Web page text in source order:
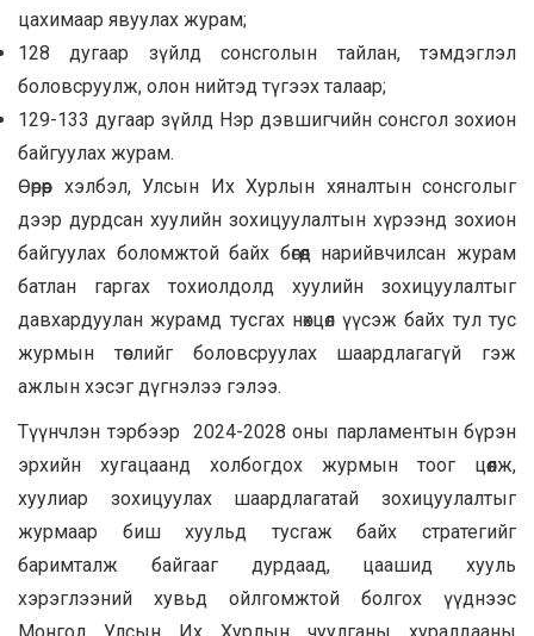
цахимаар явуулах журам;
128 дугаар зүйлд сонсголын тайлан, тэмдэглэл
боловсруулж, олон нийтэд түгээх талаар;
129-133 дугаар зүйлд Нэр дэвшигчийн сонсгол зохион
байгуулах журам.
Өөрөөр хэлбэл, Улсын Их Хурлын хяналтын сонсголыг
дээр дурдсан хуулийн зохицуулалтын хүрээнд зохион
байгуулах боломжтой байх бөгөөд нарийвчилсан журам
батлан гаргах тохиолдолд хуулийн зохицуулалтыг
давхардуулан журамд тусгах нөхцөл үүсэж байх тул тус
журмын төслийг боловсруулах шаардлагагүй гэж
ажлын хэсэг дүгнэлээ гэлээ.
Түүнчлэн тэрбээр 2024-2028 оны парламентын бүрэн
эрхийн хугацаанд холбогдох журмын тоог цөөлж,
хуулиар зохицуулах шаардлагатай зохицуулалтыг
журмаар биш хуульд тусгаж байх стратегийг
баримталж байгааг дурдаад, цаашид хууль
хэрэглээний хувьд ойлгомжтой болгох үүднээс